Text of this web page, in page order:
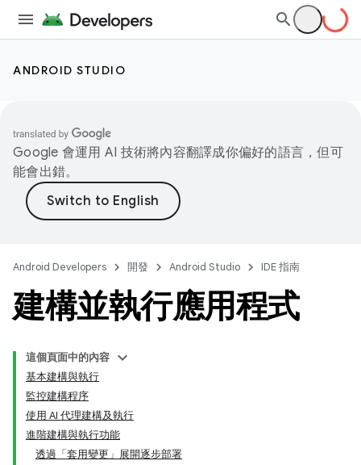
ANDROID STUDIO
Google 會運用 AI 技術將內容翻譯成你偏好的語言，但可
能會出錯。
Android Developers 開發 Android Studio IDE 指南
建構並執行應用程式
這個頁面中的內容
基本建構與執行
監控建構程序
使用 AI 代理建構及執行
進階建構與執行功能
透過「套用變更」展開逐步部署